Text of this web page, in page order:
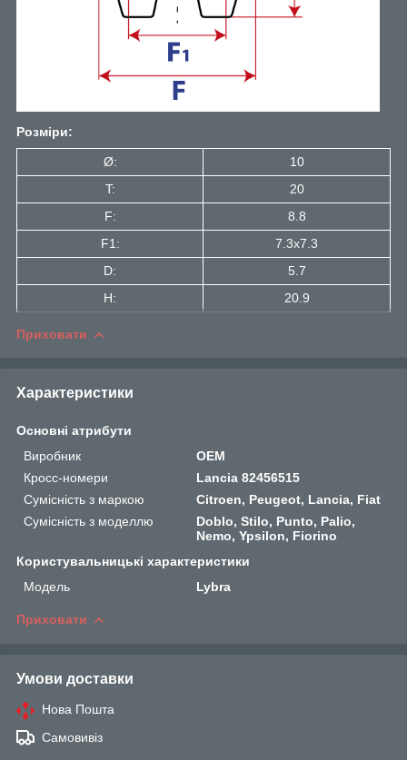
Розміри:
Ø:
10
T:
20
F:
8.8
F1:
7.3x7.3
D:
5.7
H:
20.9
Приховати
Характеристики
Основні атрибути
Виробник
OEM
Кросс-номери
Lancia 82456515
Сумісність з маркою
Citroen, Peugeot, Lancia, Fiat
Сумісність з моделлю
Doblo, Stilo, Punto, Palio,
Nemo, Ypsilon, Fiorino
Користувальницькі характеристики
Мoдель
Lybra
Приховати
Умови доставки
Нова Пошта
Самовивіз